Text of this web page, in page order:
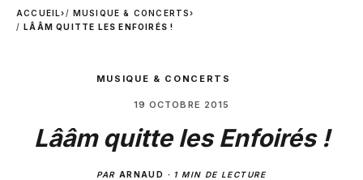
ACCUEIL› MUSIQUE & CONCERTS›
LÂÂM QUITTE LES ENFOIRÉS !
MUSIQUE & CONCERTS
19 OCTOBRE 2015
Lââm quitte les Enfoirés !
PAR ARNAUD · 1 MIN DE LECTURE